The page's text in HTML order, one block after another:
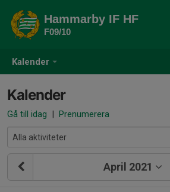
Kalender
Hammarby IF HF
F09/10
Kalender
Gå till idag | Prenumerera
April 2021